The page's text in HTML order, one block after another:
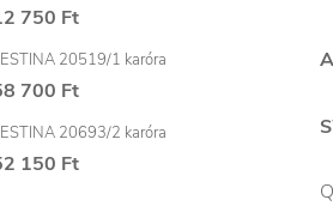
750 Ft
20519/1 karóra
700 Ft
20693/2 karóra
150 Ft